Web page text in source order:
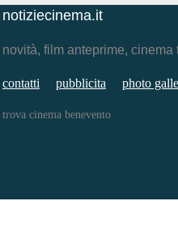
notiziecinema.it
novità, film anteprime,
contatti pubblicita photo
trova cinema benevento